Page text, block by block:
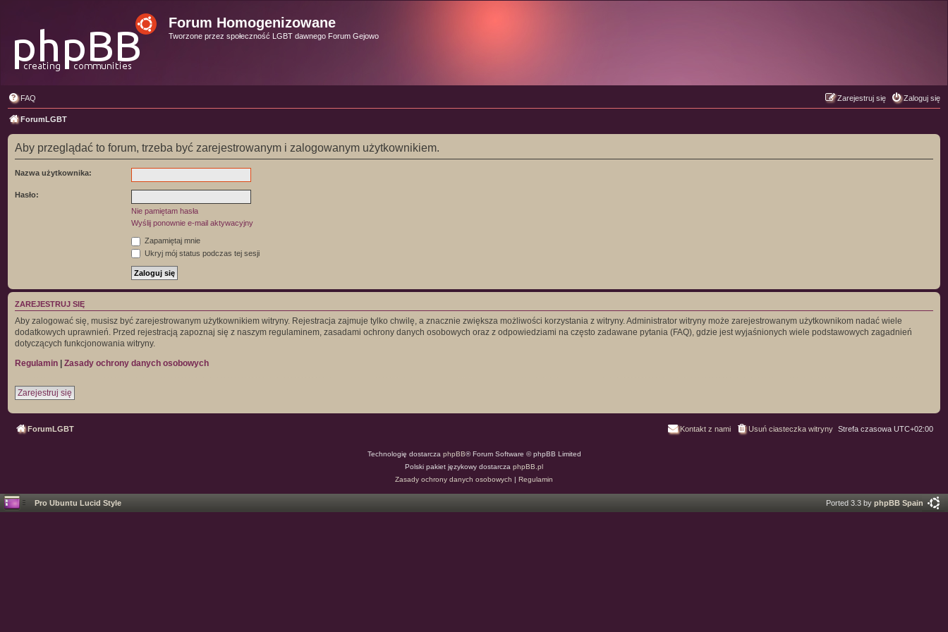
Forum Homogenizowane
Tworzone przez społeczność LGBT dawnego Forum Gejowo
FAQ Zaloguj się
Zarejestruj się
ForumLGBT
Aby przeglądać to forum, trzeba być zarejestrowanym i zalogowanym użytkownikiem.
Nazwa użytkownika:
Hasło:
Nie pamiętam hasła
Wyślij ponownie e-mail aktywacyjny
Zapamiętaj mnie
Ukryj mój status podczas tej sesji
ZAREJESTRUJ SIĘ
Aby zalogować się, musisz być zarejestrowanym użytkownikiem witryny. Rejestracja zajmuje tylko chwilę, a znacznie zwiększa możliwości korzystania z witryny. Administrator witryny może zarejestrowanym użytkownikom nadać wiele
dodatkowych uprawnień. Przed rejestracją zapoznaj się z naszym regulaminem, zasadami ochrony danych osobowych oraz z odpowiedziami na często zadawane pytania (FAQ), gdzie jest wyjaśnionych wiele podstawowych zagadnień
dotyczących funkcjonowania witryny.
Regulamin | Zasady ochrony danych osobowych
Zarejestruj się
ForumLGBT Strefa czasowa UTC+02:00
Usuń ciasteczka witryny
Kontakt z nami
Technologię dostarcza phpBB® Forum Software © phpBB Limited
Polski pakiet językowy dostarcza phpBB.pl
Zasady ochrony danych osobowych | Regulamin
Pro Ubuntu Lucid Style Ported 3.3 by phpBB Spain